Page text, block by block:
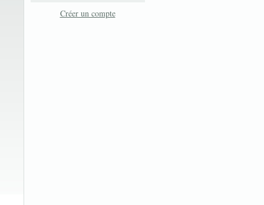
Créer un compte